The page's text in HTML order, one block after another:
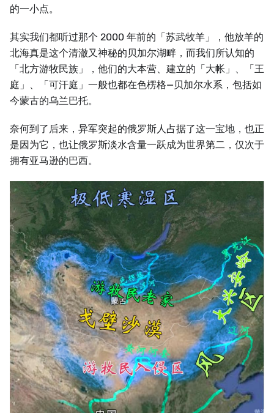
的一小点。
其实我们都听过那个 2000 年前的「苏武牧羊」，他放羊的
北海真是这个清澈又神秘的贝加尔湖畔，而我们所认知的
「北方游牧民族」，他们的大本营、建立的「大帐」、「王
庭」、「可汗庭」一般也都在色楞格—贝加尔水系，包括如
今蒙古的乌兰巴托。
奈何到了后来，异军突起的俄罗斯人占据了这一宝地，也正
是因为它，也让俄罗斯淡水含量一跃成为世界第二，仅次于
拥有亚马逊的巴西。